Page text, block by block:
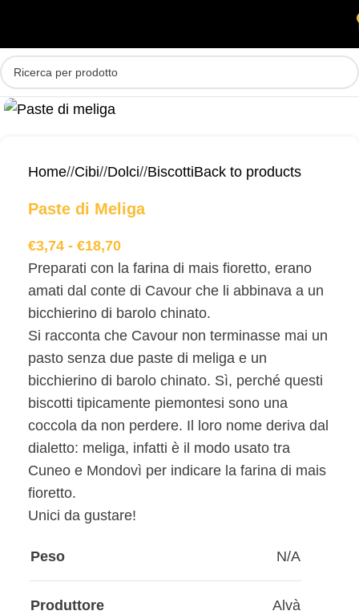
Home/ Cibi/ Dolci/ BiscottiBack to products
Paste di Meliga
€3,74 - €18,70
Preparati con la farina di mais fioretto, erano
amati dal conte di Cavour che li abbinava a un
bicchierino di barolo chinato.
Si racconta che Cavour non terminasse mai un
pasto senza due paste di meliga e un
bicchierino di barolo chinato. Sì, perché questi
biscotti tipicamente piemontesi sono una
coccola da non perdere. Il loro nome deriva dal
dialetto: meliga, infatti è il modo usato tra
Cuneo e Mondovì per indicare la farina di mais
fioretto.
Unici da gustare!
Peso N/A
Produttore Alvà